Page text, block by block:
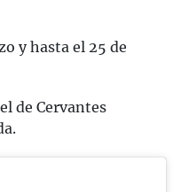
y hasta el 25 de
de Cervantes